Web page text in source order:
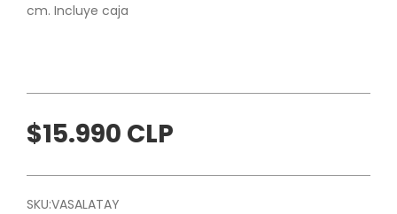
cm. Incluye caja
$15.990 CLP
SKU:VASALATAY